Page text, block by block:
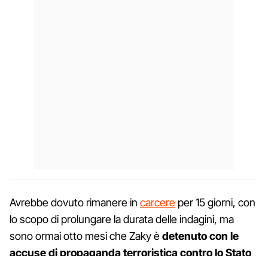
Avrebbe dovuto rimanere in carcere per 15 giorni, con
lo scopo di prolungare la durata delle indagini, ma
sono ormai otto mesi che Zaky èdetenuto con le
accuse di propaganda terroristica contro lo Stato